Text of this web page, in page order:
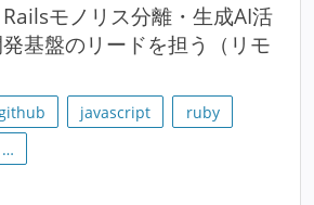
モノリス分離・生成AI活
基盤のリードを担う（リモ
javascript
ruby
…